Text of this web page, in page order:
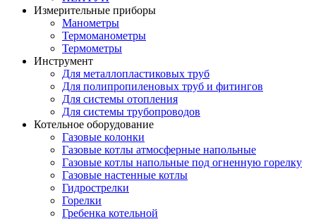
Измерительные приборы
Манометры
Термоманометры
Термометры
Инструмент
Для металлопластиковых труб
Для полипропиленовых труб и фитингов
Для системы отопления
Для системы трубопроводов
Котельное оборудование
Газовые колонки
Газовые котлы атмосферные напольные
Газовые котлы напольные под огненную горелку
Газовые настенные котлы
Гидрострелки
Горелки
Гребенка котельной